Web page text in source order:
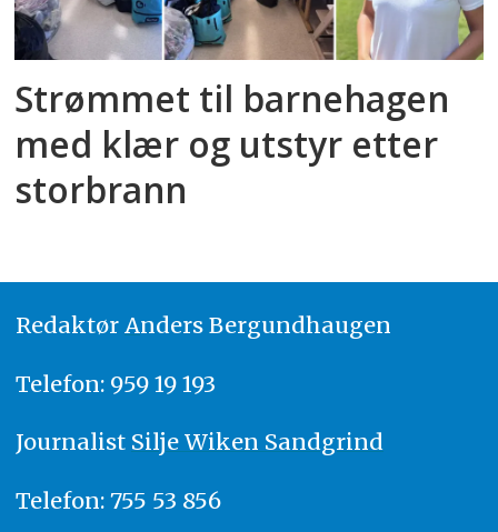
Strømmet til barnehagen
med klær og utstyr etter
storbrann
Redaktør Anders Bergundhaugen
Telefon: 959 19 193
Journalist Silje Wiken Sandgrind
Telefon: 755 53 856